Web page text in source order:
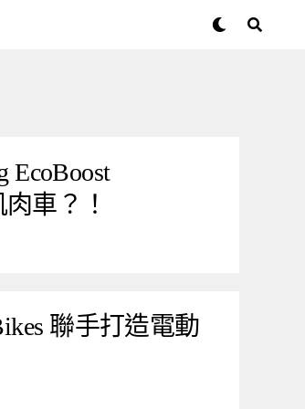
EcoBoost
車？！
聯手打造電動